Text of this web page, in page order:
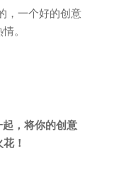
，一个好的创意
。
，将你的创意
！